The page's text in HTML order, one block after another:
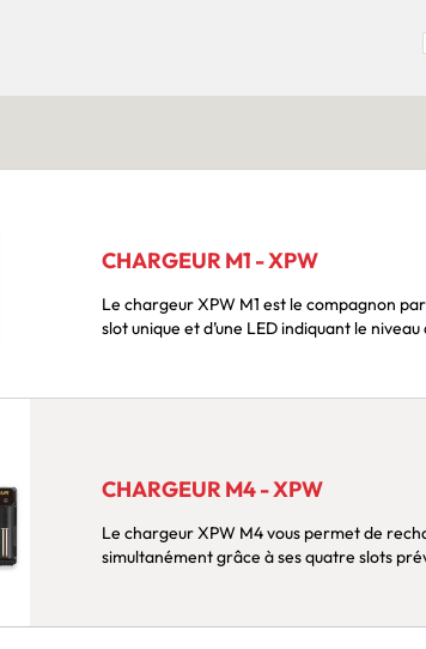
CHARGEUR M1 - XPW
Le chargeur XPW M1 est le compagnon parfait de vos accus IMR et INR. Il dispose d’un
slot unique et d’une LED indiquant le
CHARGEUR M4 - XPW
Le chargeur XPW M4 vous permet de recharger quatre accus (IMR / INR)
simultanément grâce à ses quatre slots